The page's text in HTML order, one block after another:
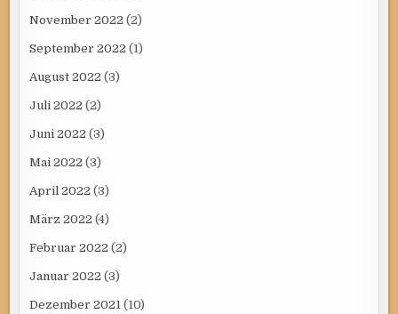
November 2022 (2)
September 2022 (1)
August 2022 (3)
Juli 2022 (2)
Juni 2022 (3)
Mai 2022 (3)
April 2022 (3)
März 2022 (4)
Februar 2022 (2)
Januar 2022 (3)
Dezember 2021 (10)